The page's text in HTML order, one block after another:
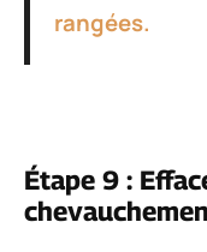
rangées.
Étape 9 :